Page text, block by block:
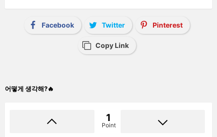
Facebook Twitter Pinterest
Copy Link
어떻게 생각해?🔥
1
Point